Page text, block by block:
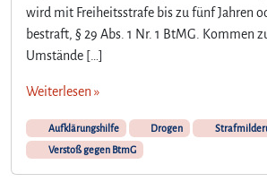
wird mit Freiheitsstrafe bis zu fünf Jahren
bestraft, § 29 Abs. 1 Nr. 1 BtMG. Kommen
Umstände […]
Weiterlesen »
Aufklärungshilfe Drogen
Verstoß gegen BtmG